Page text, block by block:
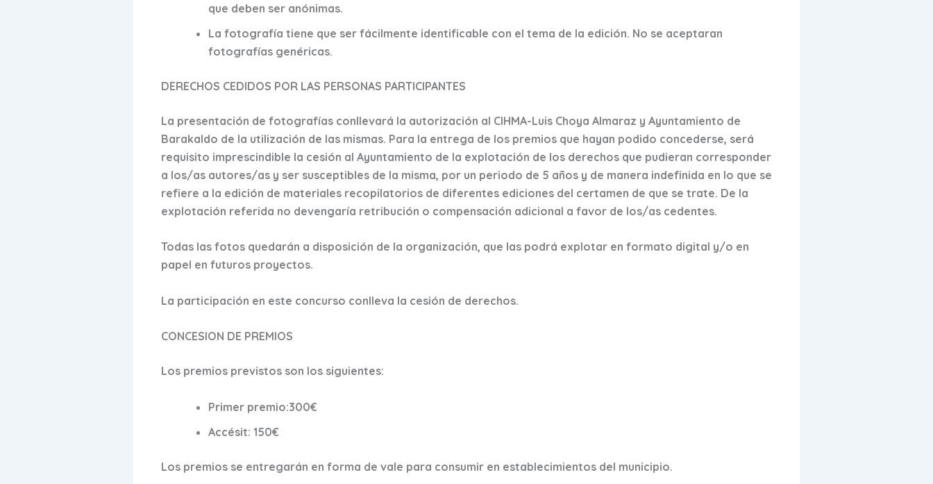
que deben ser anónimas.
La fotografía tiene que ser fácilmente identificable con el tema de la edición. No se aceptaran
fotografías genéricas.
DERECHOS CEDIDOS POR LAS PERSONAS PARTICIPANTES
La presentación de fotografías conllevará la autorización al CIHMA-Luis Choya Almaraz y Ayuntamiento de
Barakaldo de la utilización de las mismas. Para la entrega de los premios que hayan podido concederse, será
requisito imprescindible la cesión al Ayuntamiento de la explotación de los derechos que pudieran corresponder
a los/as autores/as y ser susceptibles de la misma, por un periodo de 5 años y de manera indefinida en lo que se
refiere a la edición de materiales recopilatorios de diferentes ediciones del certamen de que se trate. De la
explotación referida no devengaría retribución o compensación adicional a favor de los/as cedentes.
Todas las fotos quedarán a disposición de la organización, que las podrá explotar en formato digital y/o en
papel en futuros proyectos.
La participación en este concurso conlleva la cesión de derechos.
CONCESION DE PREMIOS
Los premios previstos son los siguientes:
Primer premio:300€
Accésit: 150€
Los premios se entregarán en forma de vale para consumir en establecimientos del municipio.